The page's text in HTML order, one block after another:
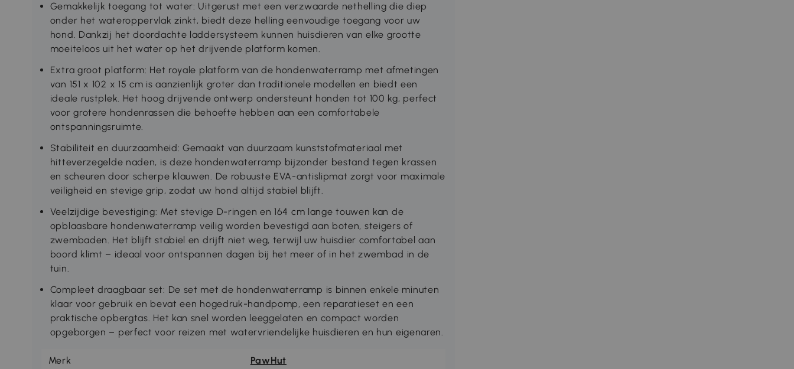
Gemakkelijk toegang tot water: Uitgerust met een verzwaarde nethelling die diep
onder het wateroppervlak zinkt, biedt deze helling eenvoudige toegang voor uw
hond. Dankzij het doordachte laddersysteem kunnen huisdieren van elke grootte
moeiteloos uit het water op het drijvende platform komen.
Extra groot platform: Het royale platform van de hondenwaterramp met afmetingen
van 151 x 102 x 15 cm is aanzienlijk groter dan traditionele modellen en biedt een
ideale rustplek. Het hoog drijvende ontwerp ondersteunt honden tot 100 kg, perfect
voor grotere hondenrassen die behoefte hebben aan een comfortabele
ontspanningsruimte.
Stabiliteit en duurzaamheid: Gemaakt van duurzaam kunststofmateriaal met
hitteverzegelde naden, is deze hondenwaterramp bijzonder bestand tegen krassen
en scheuren door scherpe klauwen. De robuuste EVA-antislipmat zorgt voor maximale
veiligheid en stevige grip, zodat uw hond altijd stabiel blijft.
Veelzijdige bevestiging: Met stevige D-ringen en 164 cm lange touwen kan de
opblaasbare hondenwaterramp veilig worden bevestigd aan boten, steigers of
zwembaden. Het blijft stabiel en drijft niet weg, terwijl uw huisdier comfortabel aan
boord klimt – ideaal voor ontspannen dagen bij het meer of in het zwembad in de
tuin.
Compleet draagbaar set: De set met de hondenwaterramp is binnen enkele minuten
klaar voor gebruik en bevat een hogedruk-handpomp, een reparatieset en een
praktische opbergtas. Het kan snel worden leeggelaten en compact worden
opgeborgen – perfect voor reizen met watervriendelijke huisdieren en hun eigenaren.
Merk PawHut